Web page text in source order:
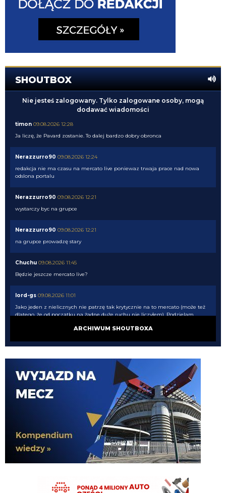
SHOUTBOX
Nie jesteś zalogowany. Tylko zalogowane osoby, mogą
dodawać wiadomości
timon 09.08.2026 12:28
Ja liczę, że Pavard zostanie. To dalej bardzo dobry obronca
Nerazzurro90 09.08.2026 12:24
redakcja nie ma czasu na mercato live poniewaz trwaja prace nad nowa
odslona portalu
Nerazzurro90 09.08.2026 12:21
wystarczy byc na grupce
Nerazzurro90 09.08.2026 12:21
na grupce prowadzę stary
Chuchu 09.08.2026 11:45
Będzie jeszcze mercato live?
lord-gs 09.08.2026 11:01
Jako jeden z nielicznych nie patrzę tak krytycznie na to mercato (może też
dlatego, że od początku na żadne duże ruchu nie liczyłem). Podzielam
Francuza niestety nie wierzę.
Adriano_forever 09.08.2026 10:47
w wyjście z grupy
09.08.2026 10:47
No wtedy moglibyśmy zacząć o czymś myśleć . Ale Thurman jest potrzebny
bo z Esposito nic w LM jeszcze nie zdziałamy a chyba celujemy w
ćwierćfinał
Nerazzurro90 09.08.2026 10:16
ARCHIWUM SHOUTBOXA